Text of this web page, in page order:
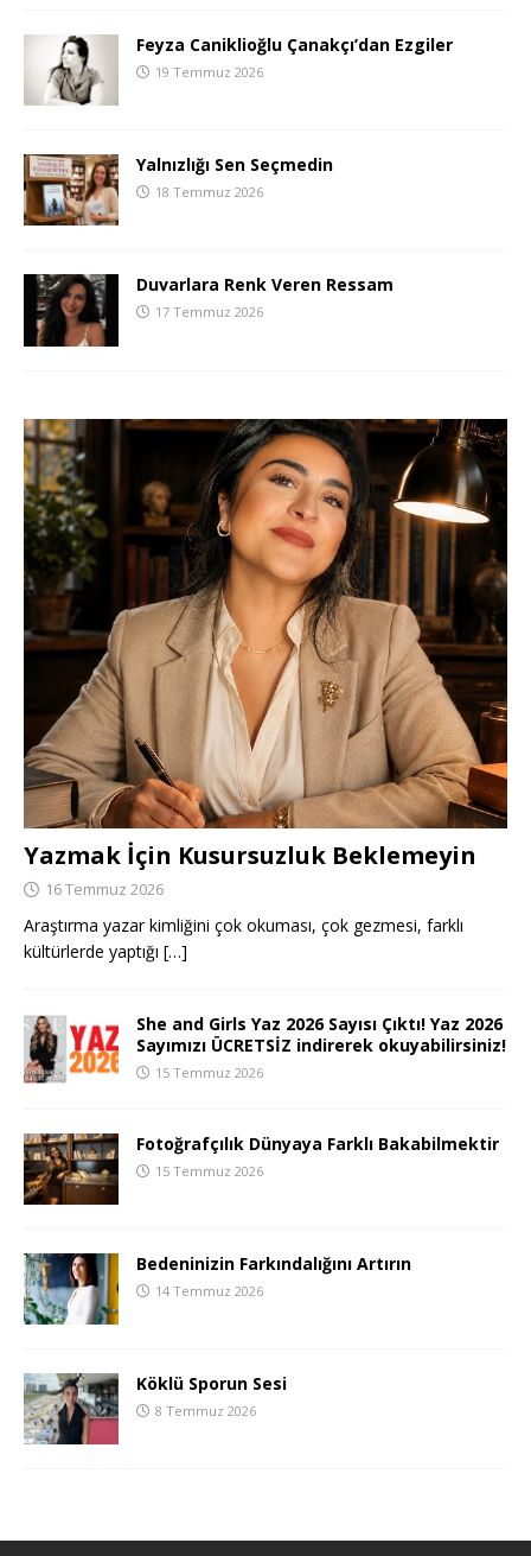
Feyza Caniklioğlu Çanakçı’dan Ezgiler
19 Temmuz 2026
Yalnızlığı Sen Seçmedin
18 Temmuz 2026
Duvarlara Renk Veren Ressam
17 Temmuz 2026
Yazmak İçin Kusursuzluk Beklemeyin
16 Temmuz 2026
Araştırma yazar kimliğini çok okuması, çok gezmesi, farklı
kültürlerde yaptığı […]
She and Girls Yaz 2026 Sayısı Çıktı! Yaz 2026
Sayımızı ÜCRETSİZ indirerek okuyabilirsiniz!
15 Temmuz 2026
Fotoğrafçılık Dünyaya Farklı Bakabilmektir
15 Temmuz 2026
Bedeninizin Farkındalığını Artırın
14 Temmuz 2026
Köklü Sporun Sesi
8 Temmuz 2026